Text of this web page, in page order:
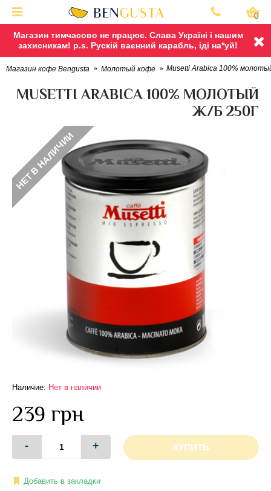
Магазин тимчасово не працює. Слава Україні і нашим
захисникам! p.s. Рускій ваєнний карабль, іді на*уй!
0
Магазин кофе Bengusta Молотый кофе Musetti Arabica 100%
MUSETTI ARABICA 100% МОЛОТЫЙ
Ж/Б 250Г
НЕТ В НАЛИЧИИ
Наличие: Нет в наличии
239 грн
- + КУПИТЬ
Добавить в закладки